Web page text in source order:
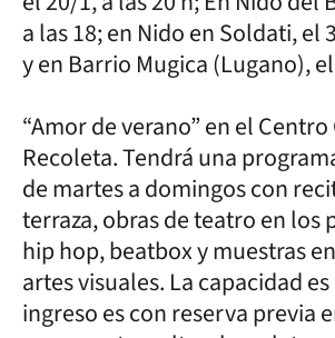
a las 18; en Nido en Soldati, el
y en Barrio Mugica (Lugano),
“Amor de verano” en el
Recoleta. Tendrá una
de martes a domingos con
terraza, obras de teatro en los
hip hop, beatbox y muestras
artes visuales. La capacidad
ingreso es con reserva previa